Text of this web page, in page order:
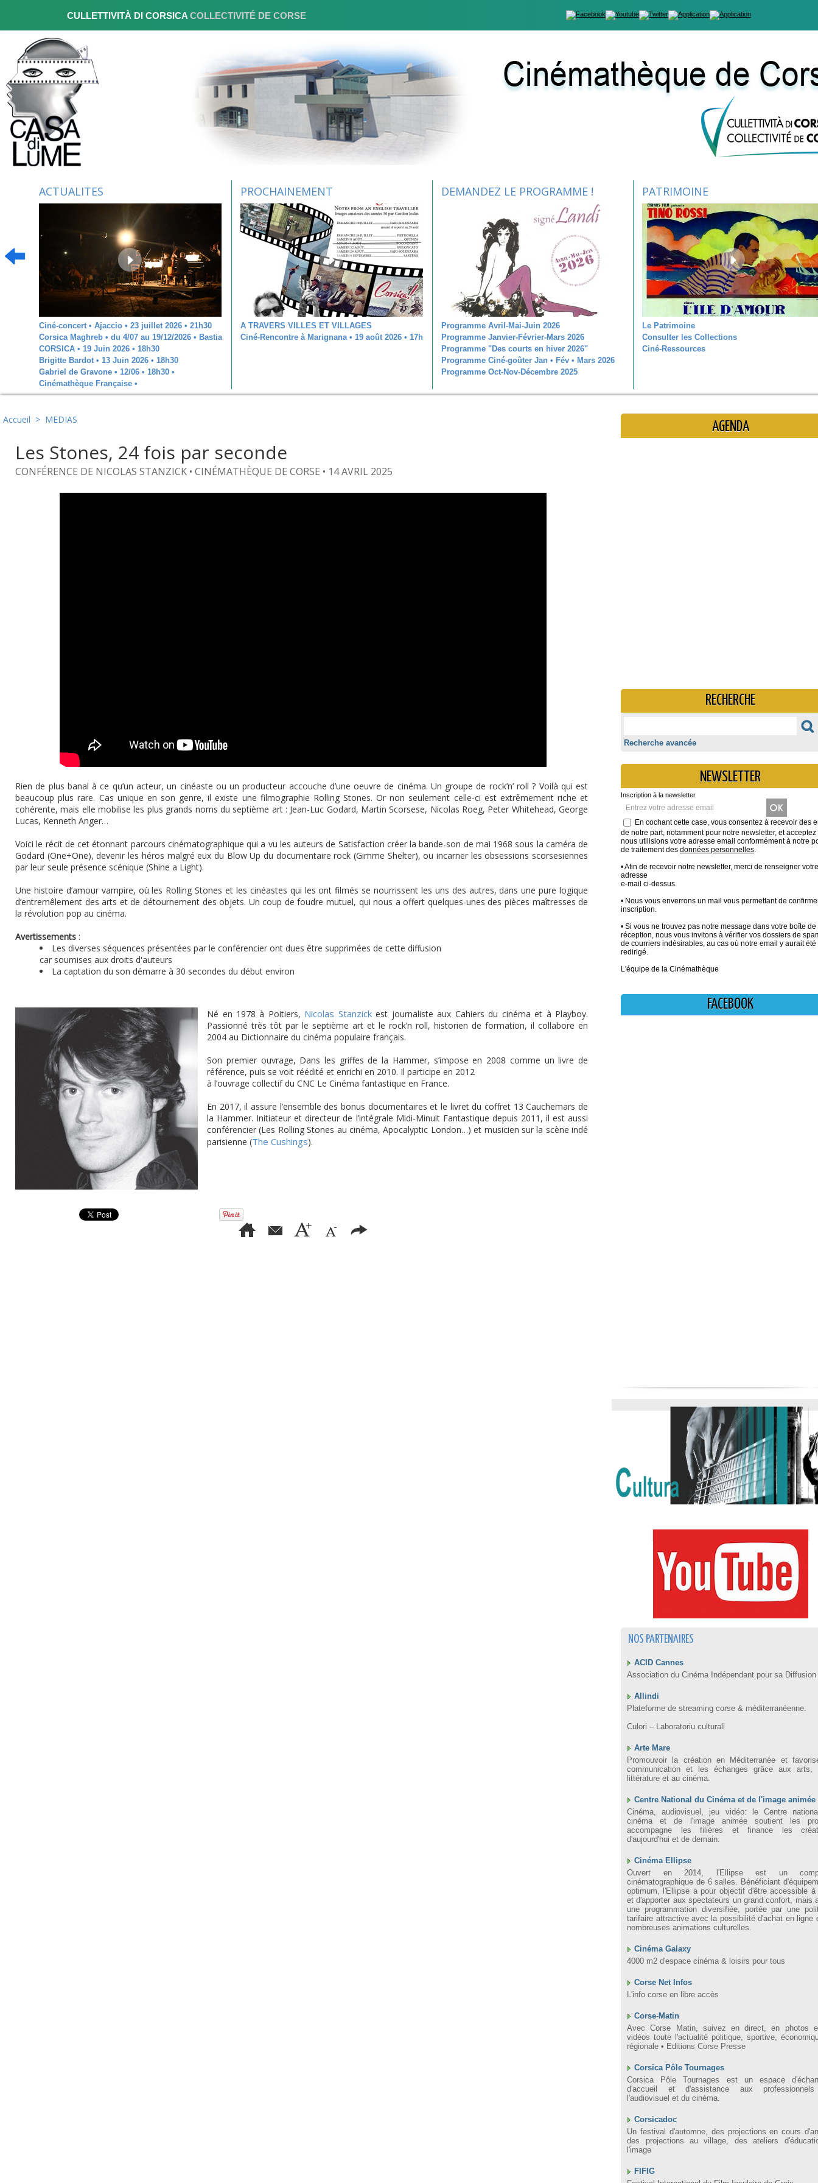
CULLETTIVITÀ DI CORSICACOLLECTIVITÉ DE CORSE
ACTUALITES
Ciné-concert • Ajaccio • 23 juillet 2026 • 21h30
Corsica Maghreb • du 4/07 au 19/12/2026 • Bastia
CORSICA • 19 Juin 2026 • 18h30
Brigitte Bardot • 13 Juin 2026 • 18h30
Gabriel de Gravone • 12/06 • 18h30 •
Cinémathèque Française •
PROCHAINEMENT
A TRAVERS VILLES ET VILLAGES
Ciné-Rencontre à Marignana • 19 août 2026 • 17h
DEMANDEZ LE PROGRAMME !
Programme Avril-Mai-Juin 2026
Programme Janvier-Février-Mars 2026
Programme "Des courts en hiver 2026"
Programme Ciné-goûter Jan • Fév • Mars 2026
Programme Oct-Nov-Décembre 2025
PATRIMOINE
Le Patrimoine
Consulter les Collections
Ciné-Ressources
Accueil > MEDIAS
Les Stones, 24 fois par seconde
CONFÉRENCE DE NICOLAS STANZICK • CINÉMATHÈQUE DE CORSE • 14 AVRIL 2025
Rien de plus banal à ce qu’un acteur, un cinéaste ou un producteur accouche d’une oeuvre de cinéma. Un groupe de rock’n’ roll ? Voilà qui est
beaucoup plus rare. Cas unique en son genre, il existe une filmographie Rolling Stones. Or non seulement celle-ci est extrêmement riche et
cohérente, mais elle mobilise les plus grands noms du septième art : Jean-Luc Godard, Martin Scorsese, Nicolas Roeg, Peter Whitehead, George
Lucas, Kenneth Anger…
Voici le récit de cet étonnant parcours cinématographique qui a vu les auteurs de Satisfaction créer la bande-son de mai 1968 sous la caméra de
Godard (One+One), devenir les héros malgré eux du Blow Up du documentaire rock (Gimme Shelter), ou incarner les obsessions scorsesiennes
par leur seule présence scénique (Shine a Light).
Une histoire d’amour vampire, où les Rolling Stones et les cinéastes qui les ont filmés se nourrissent les uns des autres, dans une pure logique
d’entremêlement des arts et de détournement des objets. Un coup de foudre mutuel, qui nous a offert quelques-unes des pièces maîtresses de
la révolution pop au cinéma.
Avertissements :
Les diverses séquences présentées par le conférencier ont dues être supprimées de cette diffusion
car soumises aux droits d'auteurs
La captation du son démarre à 30 secondes du début environ
Né en 1978 à Poitiers, Nicolas Stanzickest journaliste aux Cahiers du cinéma et à Playboy.
Passionné très tôt par le septième art et le rock’n roll, historien de formation, il collabore en
2004 au Dictionnaire du cinéma populaire français.
Son premier ouvrage, Dans les griffes de la Hammer, s’impose en 2008 comme un livre de
référence, puis se voit réédité et enrichi en 2010. Il participe en 2012
à l’ouvrage collectif du CNC Le Cinéma fantastique en France.
En 2017, il assure l’ensemble des bonus documentaires et le livret du coffret 13 Cauchemars de
la Hammer. Initiateur et directeur de l’intégrale Midi-Minuit Fantastique depuis 2011, il est aussi
conférencier (Les Rolling Stones au cinéma, Apocalyptic London…) et musicien sur la scène indé
parisienne (The Cushings).
AGENDA
RECHERCHE
Recherche avancée
NEWSLETTER
Inscription à la newsletter
En cochant cette case, vous consentez à recevoir des
de notre part, notamment pour notre newsletter, et acceptez
nous utilisions votre adresse email conformément à notre
de traitement desdonnées personnelles.
• Afin de recevoir notre newsletter, merci de renseigner
adresse
e-mail ci-dessus.
• Nous vous enverrons un mail vous permettant de
inscription.
• Si vous ne trouvez pas notre message dans votre boîte de
réception, nous vous invitons à vérifier vos dossiers de
de courriers indésirables, au cas où notre email y aurait été
redirigé.
L'équipe de la Cinémathèque
FACEBOOK
NOS PARTENAIRES
ACID Cannes
Association du Cinéma Indépendant pour sa Diffusion
Allindi
Plateforme de streaming corse & méditerranéenne.
Culori – Laboratoriu culturali
Arte Mare
Promouvoir la création en Méditerranée et
communication et les échanges grâce aux
littérature et au cinéma.
Centre National du Cinéma et de l'image animée
Cinéma, audiovisuel, jeu vidéo: le Centre
cinéma et de l'image animée soutient les
accompagne les filières et finance les
d'aujourd'hui et de demain.
Cinéma Ellipse
Ouvert en 2014, l'Ellipse est un
cinématographique de 6 salles. Bénéficiant
optimum, l'Ellipse a pour objectif d'être accessible à
et d'apporter aux spectateurs un grand confort, mais
une programmation diversifiée, portée par une
tarifaire attractive avec la possibilité d'achat en ligne
nombreuses animations culturelles.
Cinéma Galaxy
4000 m2 d'espace cinéma & loisirs pour tous
Corse Net Infos
L'info corse en libre accès
Corse-Matin
Avec Corse Matin, suivez en direct, en photos
vidéos toute l'actualité politique, sportive,
régionale • Editions Corse Presse
Corsica Pôle Tournages
Corsica Pôle Tournages est un espace
d'accueil et d'assistance aux
l'audiovisuel et du cinéma.
Corsicadoc
Un festival d'automne, des projections en cours
des projections au village, des ateliers
l'image
FIFIG